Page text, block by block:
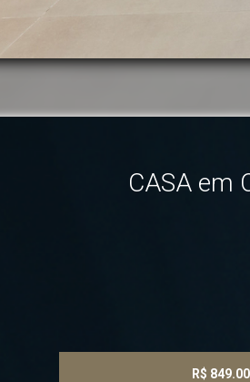
CASA em
R$